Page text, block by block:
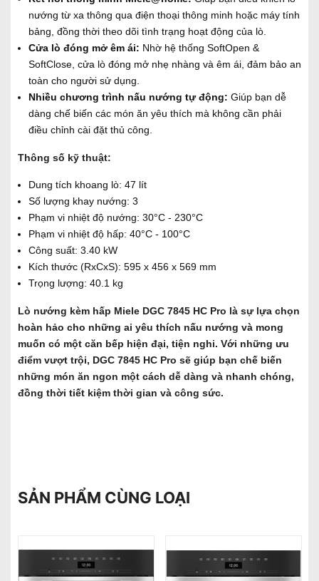
nướng từ xa thông qua điện thoại thông minh hoặc máy tính
bảng, đồng thời theo dõi tình trạng hoạt động của lò.
Cửa lò đóng mở êm ái: Nhờ hệ thống SoftOpen &
SoftClose, cửa lò đóng mở nhẹ nhàng và êm ái, đảm bảo an
toàn cho người sử dụng.
Nhiều chương trình nấu nướng tự động: Giúp bạn dễ
dàng chế biến các món ăn yêu thích mà không cần phải
điều chỉnh cài đặt thủ công.
Thông số kỹ thuật:
Dung tích khoang lò: 47 lít
Số lượng khay nướng: 3
Phạm vi nhiệt độ nướng: 30°C - 230°C
Phạm vi nhiệt độ hấp: 40°C - 100°C
Công suất: 3.40 kW
Kích thước (RxCxS): 595 x 456 x 569 mm
Trọng lượng: 40.1 kg
Lò nướng kèm hấp Miele DGC 7845 HC Pro là sự lựa chọn
hoàn hảo cho những ai yêu thích nấu nướng và mong
muốn có một căn bếp hiện đại, tiện nghi. Với những ưu
điểm vượt trội, DGC 7845 HC Pro sẽ giúp bạn chế biến
những món ăn ngon một cách dễ dàng và nhanh chóng,
đồng thời tiết kiệm thời gian và công sức.
SẢN PHẨM CÙNG LOẠI